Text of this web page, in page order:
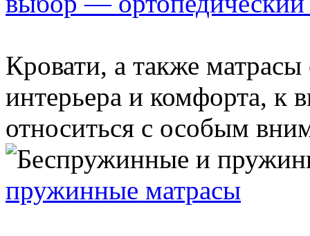
Кровати, а также
интерьера и комфорта, к
относиться с особым
пружинные матрасы